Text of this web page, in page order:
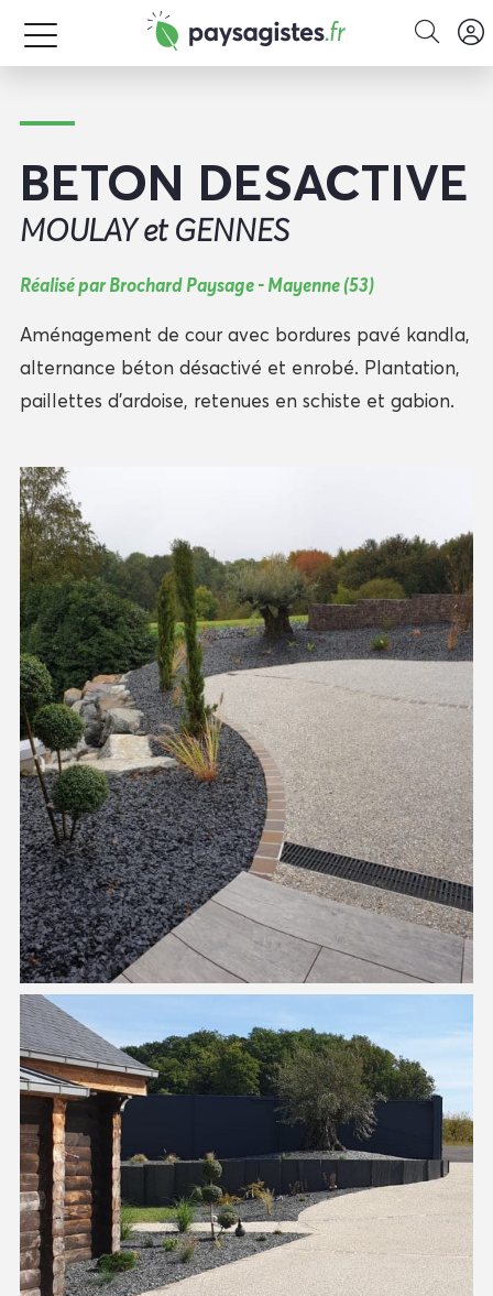
BETON DESACTIVE
MOULAY et GENNES
Réalisé par Brochard Paysage - Mayenne (53)
Aménagement de cour avec bordures pavé kandla,
alternance béton désactivé et enrobé. Plantation,
paillettes d'ardoise, retenues en schiste et gabion.